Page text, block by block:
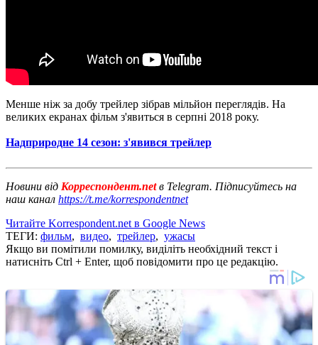
Менше ніж за добу трейлер зібрав мільйон переглядів. На
великих екранах фільм з'явиться в серпні 2018 року.
Надприродне 14 сезон: з'явився трейлер
Новини від Корреспондент.netв Telegram. Підписуйтесь на
наш канал https://t.me/korrespondentnet
Читайте Korrespondent.net в Google News
ТЕГИ: фильм, видео, трейлер, ужасы
Якщо ви помітили помилку, виділіть необхідний текст і
натисніть Ctrl + Enter, щоб повідомити про це редакцію.